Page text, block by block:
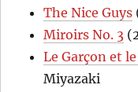
The Nice Guys
Miroirs No. 3
Le Garçon et
Miyazaki